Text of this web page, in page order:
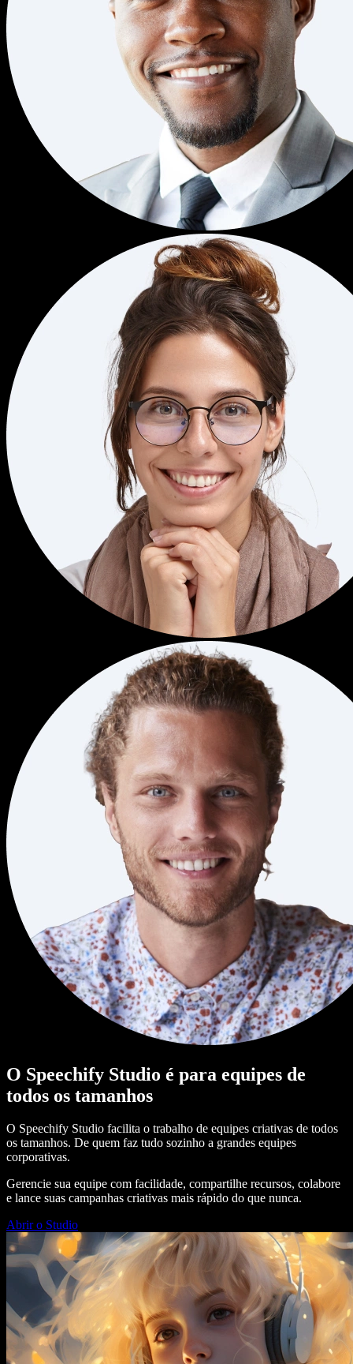
O Speechify Studio é para equipes de
todos os tamanhos
O Speechify Studio facilita o trabalho de equipes criativas de todos
os tamanhos. De quem faz tudo sozinho a grandes equipes
corporativas.
Gerencie sua equipe com facilidade, compartilhe recursos, colabore
e lance suas campanhas criativas mais rápido do que nunca.
Abrir o Studio